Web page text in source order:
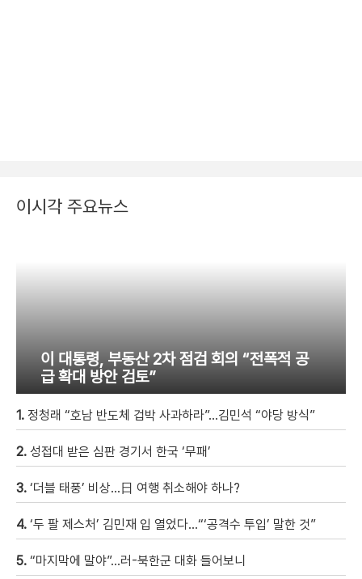
이시각 주요뉴스
이 대통령, 부동산 2차 점검 회의 “전폭적 공
급 확대 방안 검토”
1. 정청래 “호남 반도체 겁박 사과하라”…김민석 “야당 방식”
2. 성접대 받은 심판 경기서 한국 ‘무패’
3. ‘더블 태풍’ 비상…日 여행 취소해야 하나?
4. ‘두 팔 제스처’ 김민재 입 열었다…“‘공격수 투입’ 말한 것”
5. “마지막에 말야”…러-북한군 대화 들어보니